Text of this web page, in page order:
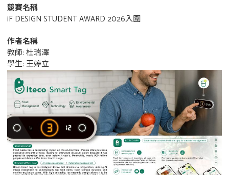
競賽名稱
iF DESIGN STUDENT AWARD 2026入圍
作者名稱
教師: 杜瑞澤
學生: 王婷立